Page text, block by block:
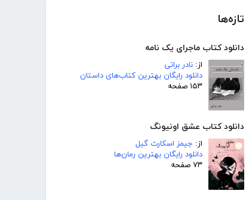
تازه‌ها
دانلود کتاب ماجرای یک نامه
از: نادر براتی
دانلود رایگان بهترین کتاب‌های داستان
۱۵۳ صفحه
دانلود کتاب عشق اونیونگ
از: جیمز اسکارث گیل
دانلود رایگان بهترین رمان‌ها
۷۳ صفحه